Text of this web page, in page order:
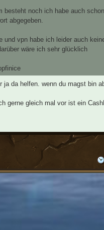
noch ich habe auch
abgegeben.
vpn habe ich leider auch
wäre ich sehr glücklich
da helfen. wenn du magst bin
gerne gleich mal vor ist ein